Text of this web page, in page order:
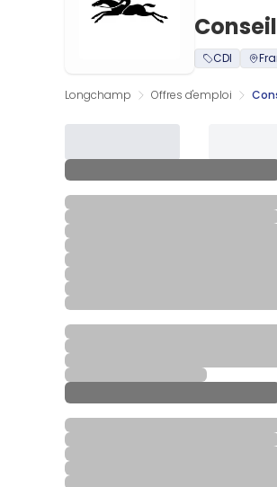
CDI
Longchamp Offres d'emploi